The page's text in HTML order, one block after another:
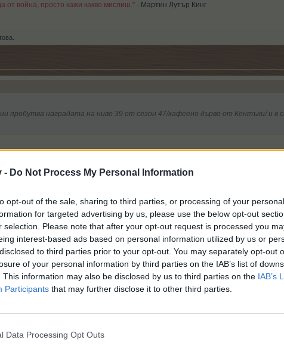
- Do Not Process My Personal Information
opt-out of the sale, sharing to third parties, or processing of your
for targeted advertising by us, please use the below opt-out
selection. Please note that after your opt-out request is processed you
interest-based ads based on personal information utilized by us or
to third parties prior to your opt-out. You may separately opt-out
of your personal information by third parties on the IAB’s list of
This information may also be disclosed by us to third parties on the IAB’s
Participants that may further disclose it to other third parties.
Data Processing Opt Outs
от война, просто кажи какво мислиш." - Мартин Лутър Кинг
пробутва наградата на ниво 39 от сезон 47/кафеено дърво от Кентъки/ и в
колегите от другите екипи попита дали не може да се смени
се награда. Предстои да видим какво ще се случи.
това.
Марула, аз вече забравих от къде се получаваше. Иначе едни и